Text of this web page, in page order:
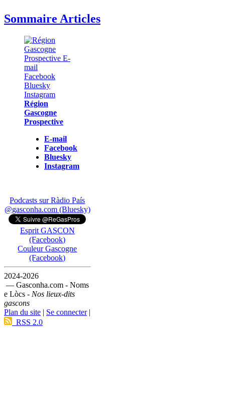
Sommaire Articles
Région
Gascogne
Prospective
E-mail
Facebook
Bluesky
Instagram
Podcasts sur Ràdio País
@gasconha.com (Bluesky)
Esprit GASCON
(Facebook)
Couleur Gascogne
(Facebook)
2024-2026
— Gasconha.com - Noms
e Lòcs - Nos lieux-dits
gascons
Plan du site | Se connecter|
RSS 2.0